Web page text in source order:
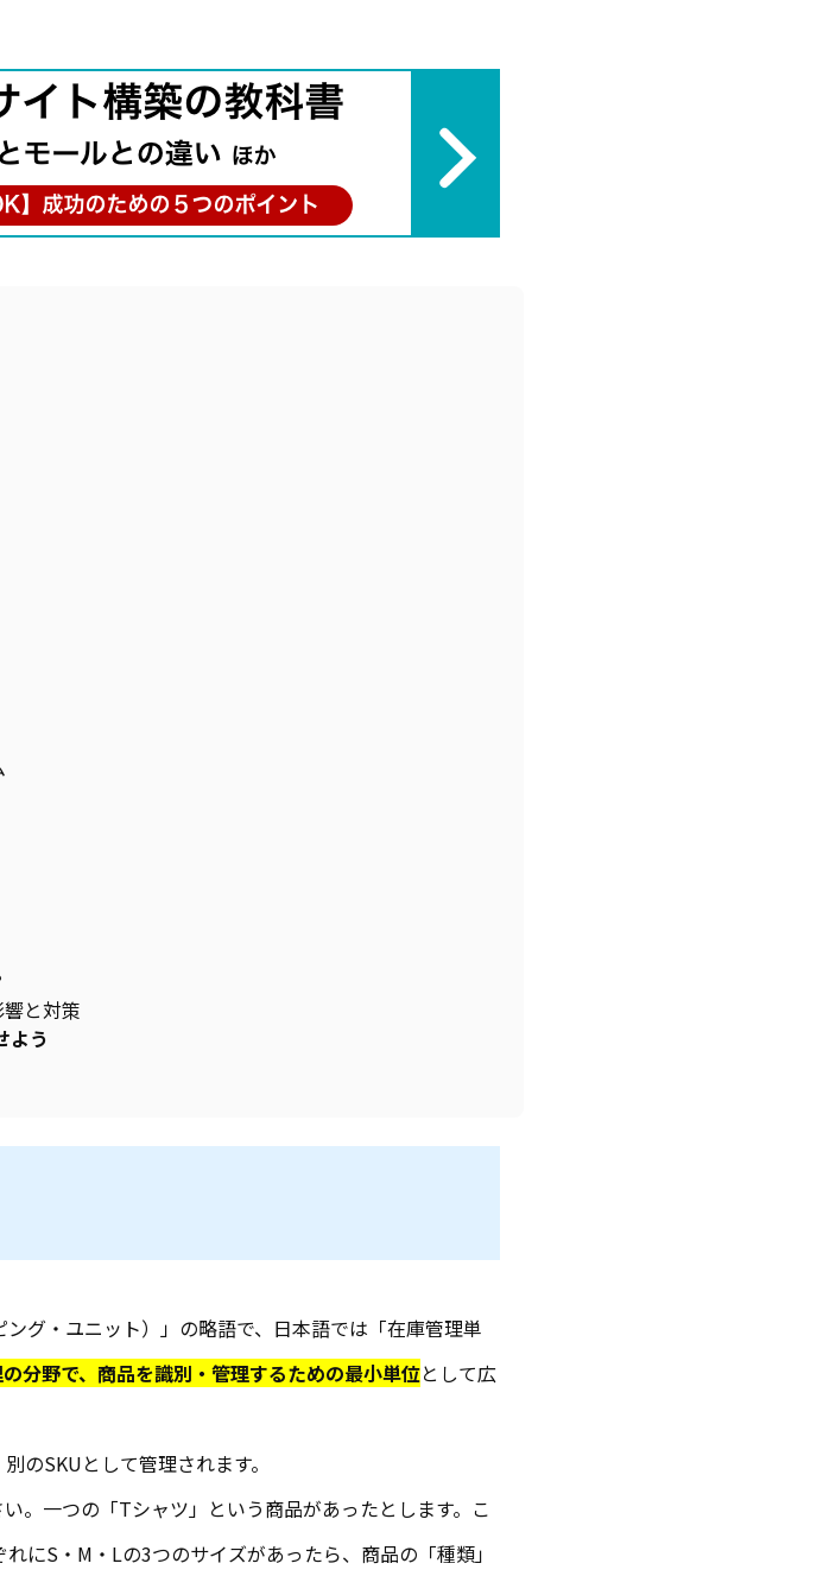
と対策
よう
グ・ユニット）」の略語で、日本語では「在庫管理単
分野で、商品を識別・管理するための最小単位として広
のSKUとして管理されます。
。一つの「Tシャツ」という商品があったとします。こ
にS・M・Lの3つのサイズがあったら、商品の「種類」